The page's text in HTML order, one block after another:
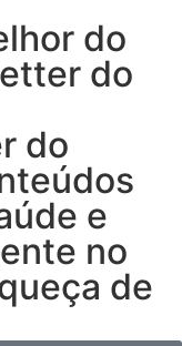
do
do
do
e
no
de